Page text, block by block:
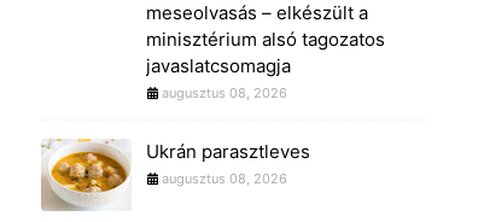
meseolvasás – elkészült a
minisztérium alsó tagozatos
javaslatcsomagja
augusztus 08, 2026
Ukrán parasztleves
augusztus 08, 2026